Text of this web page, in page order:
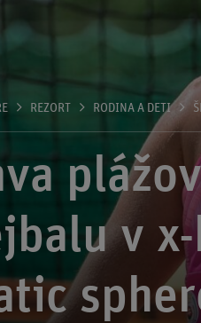
REZORT RODINA A DETI
v